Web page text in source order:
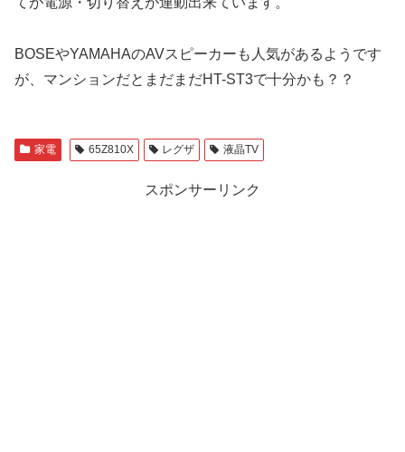
BOSEやYAMAHAのAVスピーカーも人気があるようです
が、マンションだとまだまだHT-ST3で十分かも？？
家電 65Z810X レグザ 液晶TV
スポンサーリンク